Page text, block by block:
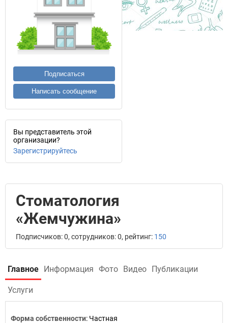
Подписаться
Написать сообщение
Вы представитель этой
организации?
Зарегистрируйтесь
Стоматология
«Жемчужина»
Подписчиков: 0, сотрудников: 0, рейтинг: 150
Главное Информация Фото Видео Публикации
Услуги
Форма собственности: Частная